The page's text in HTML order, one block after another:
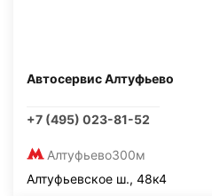
Автосервис Алтуфьево
+7 (495) 023-81-52
Алтуфьево300м
Алтуфьевское ш., 48к4